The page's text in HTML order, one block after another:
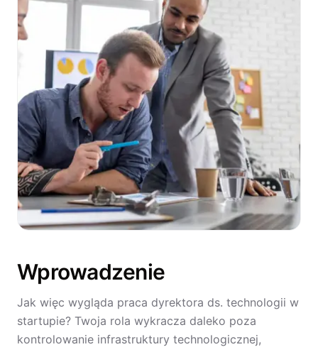
Wprowadzenie
Jak więc wygląda praca dyrektora ds. technologii w
startupie? Twoja rola wykracza daleko poza
kontrolowanie infrastruktury technologicznej,